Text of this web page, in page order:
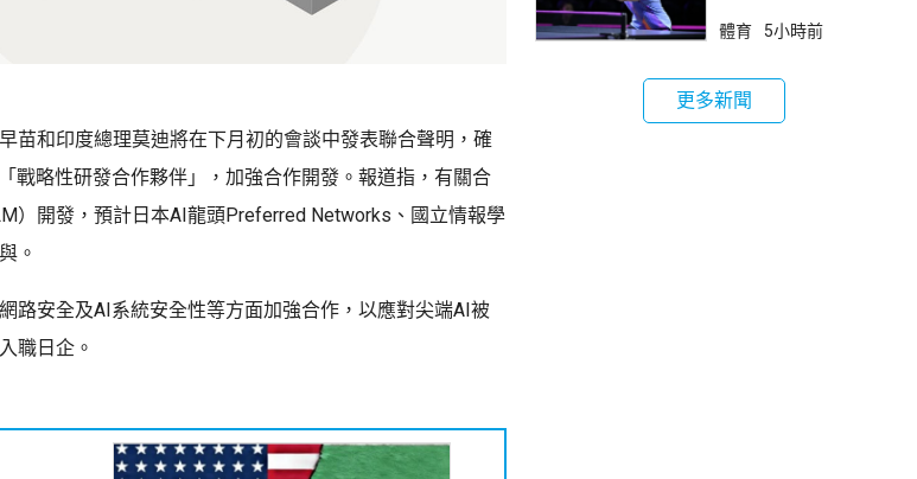
苗和印度總理莫迪將在下月初的會談中發表聯合聲明，確
戰略性研發合作夥伴」，加強合作開發。報道指，有關合
）開發，預計日本AI龍頭Preferred Networks、國立情報學
。
路安全及AI系統安全性等方面加強合作，以應對尖端AI被
職日企。
體育 5小時前
更多新聞